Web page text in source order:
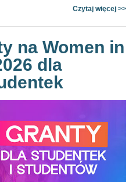
Czytaj więcej >>
na Women in
dla